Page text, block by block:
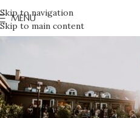
Skip to navigation
Skip to main content
MENU